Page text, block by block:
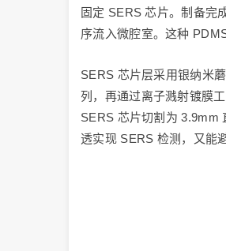
固定 SERS 芯片。制备完
序流入微腔室。这种
SERS 芯片层采用银纳米
列，再通过离子溅射镀膜
SERS 芯片切割为 3.9mm
透实现 SERS 检测，又能